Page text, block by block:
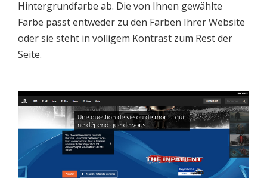
Hintergrundfarbe ab. Die von Ihnen gewählte
Farbe passt entweder zu den Farben Ihrer Website
oder sie steht in völligem Kontrast zum Rest der
Seite.